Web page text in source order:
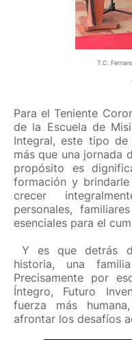
T.C.
Para el Teniente
de la Escuela de
Integral, este tipo de
más que una jornada
propósito es
formación y
crecer
personales,
esenciales para el
Y es que detrás
historia, una
Precisamente por
Íntegro, Futuro
fuerza más
afrontar los desafíos